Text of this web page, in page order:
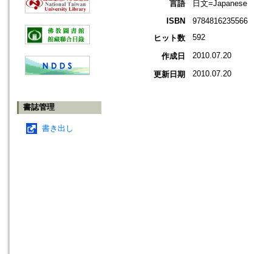
書誌管理
書き出し
言語
日文=Japanese
ISBN
9784816235566
ヒット数
592
作成日 2010.07.20
更新日期 2010.07.20